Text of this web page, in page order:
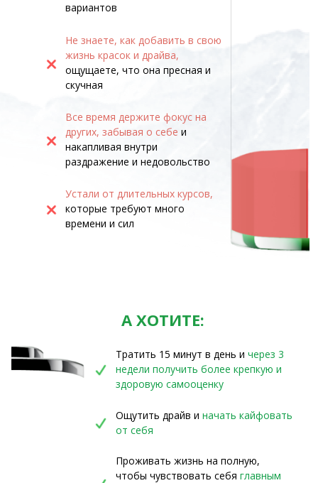
А ХОТИТЕ:
Ощутить драйв и начать кайфовать
от себя
вариантов
Не знаете, как добавить в свою
жизнь красок и драйва,
ощущаете, что она пресная и
скучная
Все время держите фокус на
других, забывая о себе и
накапливая внутри
раздражение и недовольство
Проживать жизнь на полную,
чтобы чувствовать себя главным
Устали от длительных курсов,
которые требуют много
времени и сил
Тратить 15 минут в день и через 3
недели получить более крепкую и
здоровую самооценку
«быть
почему некоторые
дают вам силу, а
научитесь
экологично защищать
противоядие от
общения и
манипуляций